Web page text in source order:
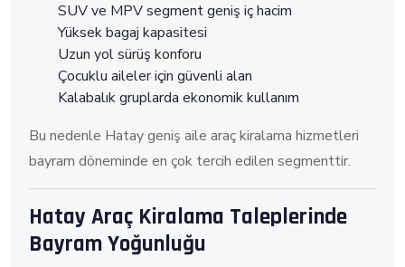
SUV ve MPV segment geniş iç hacim
Yüksek bagaj kapasitesi
Uzun yol sürüş konforu
Çocuklu aileler için güvenli alan
Kalabalık gruplarda ekonomik kullanım
Bu nedenle Hatay geniş aile araç kiralama hizmetleri
bayram döneminde en çok tercih edilen segmenttir.
Hatay Araç Kiralama Taleplerinde
Bayram Yoğunluğu